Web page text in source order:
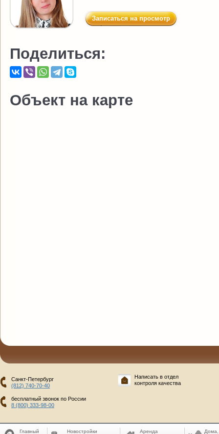
Записаться на просмотр
Поделиться:
Объект на карте
Санкт-Петербург
(812) 740-70-40
бесплатный звонок по России
8 (800) 333-98-00
Написать в отдел
контроля качества
Главный Новостройки Аренда Дома,